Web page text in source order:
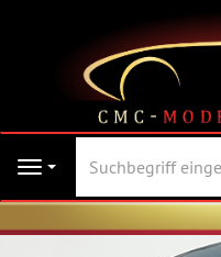
Navigation